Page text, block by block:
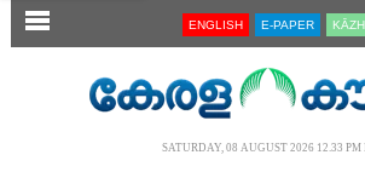
SECTIONS ENGLISH E-PAPER
SATURDAY, 08 AUGUST 2026 12.33 PM